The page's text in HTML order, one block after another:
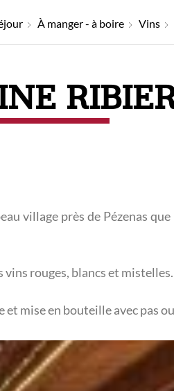
À manger - à boire Vins
village près de Pézenas
vins rouges, blancs et mistelles.
mise en bouteille avec pas